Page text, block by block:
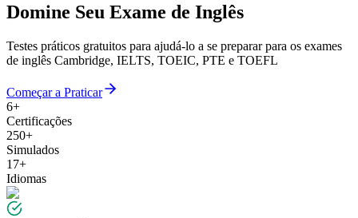
Domine Seu Exame de Inglês
Testes práticos gratuitos para ajudá-lo a se preparar para os exames
de inglês Cambridge, IELTS, TOEIC, PTE e TOEFL
Começar a Praticar
6+
Certificações
250+
Simulados
17+
Idiomas